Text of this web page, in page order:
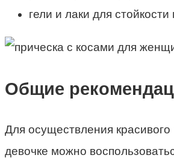
гели и лаки для стойкости
Общие
Для осуществления красивого
девочке можно